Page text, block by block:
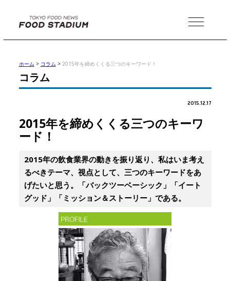
MENU
ホーム > コラム > 2015年を締めくくる三つのキーワード！
コラム
2015.12.17
2015年を締めくくる三つのキーワ
ード！
2015年の飲食業界の動きを振り返り、私はいま考え
るべきテーマ、視点として、三つのキーワードをあ
げたいと思う。「バックツーベーシック」「イート
グッド」「ミッション＆ストーリー」である。